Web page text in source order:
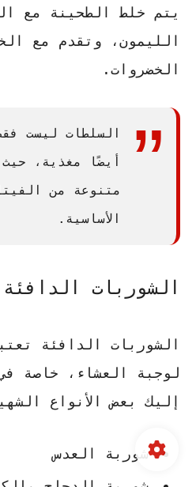
يتم خلط الطحينة مع
الليمون، وتقدم مع
الخضروات.
السلطات ليست
أيضًا مغذية،
متنوعة من
الأساسية.
الشوربات
الشوربات الدافئة
لوجبة العشاء، خاصة
إليك بعض الأنواع
شوربة العدس